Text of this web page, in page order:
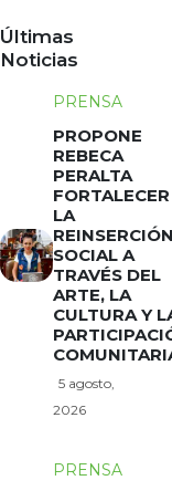
Últimas
Noticias
PRENSA
PROPONE
REBECA
PERALTA
FORTALECER
LA
SOCIAL A
TRAVÉS DEL
ARTE, LA
CULTURA Y
5 agosto,
2026
PRENSA